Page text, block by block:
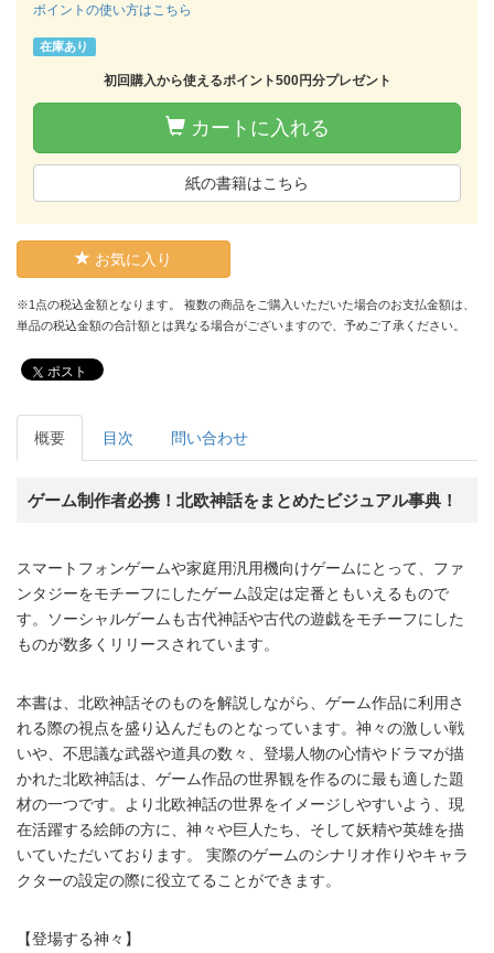
ポイントの使い方はこちら
在庫あり
初回購入から使えるポイント500円分プレゼント
カートに入れる
紙の書籍はこちら
お気に入り
※1点の税込金額となります。 複数の商品をご購入いただいた場合のお支払金額は、
単品の税込金額の合計額とは異なる場合がございますので、予めご了承ください。
ポスト
概要 目次 問い合わせ
ゲーム制作者必携！北欧神話をまとめたビジュアル事典！
スマートフォンゲームや家庭用汎用機向けゲームにとって、ファ
ンタジーをモチーフにしたゲーム設定は定番ともいえるもので
す。ソーシャルゲームも古代神話や古代の遊戯をモチーフにした
ものが数多くリリースされています。
本書は、北欧神話そのものを解説しながら、ゲーム作品に利用さ
れる際の視点を盛り込んだものとなっています。神々の激しい戦
いや、不思議な武器や道具の数々、登場人物の心情やドラマが描
かれた北欧神話は、ゲーム作品の世界観を作るのに最も適した題
材の一つです。より北欧神話の世界をイメージしやすいよう、現
在活躍する絵師の方に、神々や巨人たち、そして妖精や英雄を描
いていただいております。 実際のゲームのシナリオ作りやキャラ
クターの設定の際に役立てることができます。
【登場する神々】